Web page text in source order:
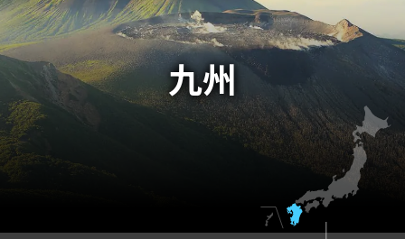
おすすめの旅
旅のアイデア
九州